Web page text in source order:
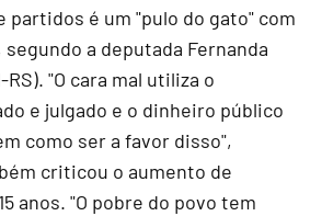
partidos é um "pulo do gato" com
a deputada Fernanda
"O cara mal utiliza o
e julgado e o dinheiro público
como ser a favor disso",
criticou o aumento de
anos. "O pobre do povo tem